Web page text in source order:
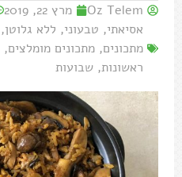
Oz Telem מרץ 22, 2019
אסיאתי, טבעוני, ללא גלוטן,
מתכונים, מתכונים מומלצים,
ראשונות, שבועות